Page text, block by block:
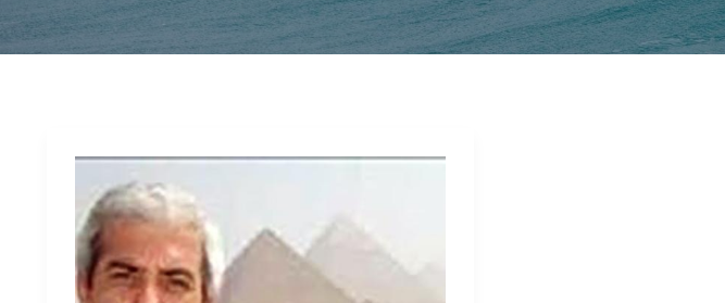
Manuel
José
Delgado